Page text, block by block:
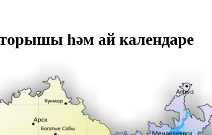
һәм ай календаре